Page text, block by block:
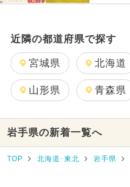
近隣の都道府県で探す
宮城県 北海道
山形県 青森県
岩手県の新着一覧へ
TOP 北海道･東北 岩手県